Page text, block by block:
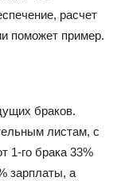
расчет
поможет пример.
браков.
листам, с
1-го брака 33%
зарплаты, а